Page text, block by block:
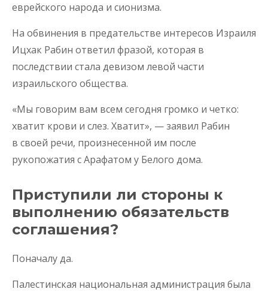
еврейского народа и сионизма.
На обвинения в предательстве интересов Израиля
Ицхак Рабин ответил фразой, которая в
последствии стала девизом левой части
израильского общества.
«Мы говорим вам всем сегодня громко и четко:
хватит крови и слез. Хватит», — заявил Рабин
в своей речи, произнесенной им после
рукопожатия с Арафатом у Белого дома.
Приступили ли стороны к
выполнению обязательств
соглашения?
Поначалу да.
Палестинская национальная администрация была